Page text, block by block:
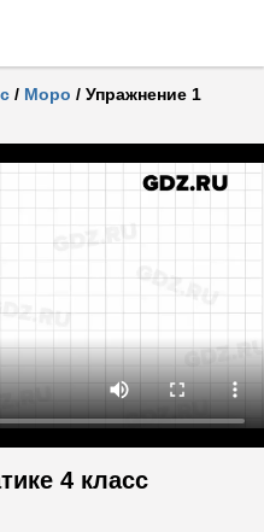
/ Моро / Упражнение 1
4 класс